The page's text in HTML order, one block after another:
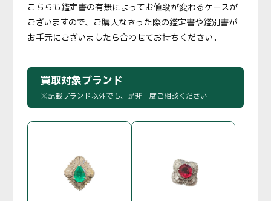
こちらも鑑定書の有無によってお値段が変わるケースが
ございますので、ご購入なさった際の鑑定書や鑑別書が
お手元にございましたら合わせてお持ちください。
買取対象ブランド
※記載ブランド以外でも、是非一度ご相談ください